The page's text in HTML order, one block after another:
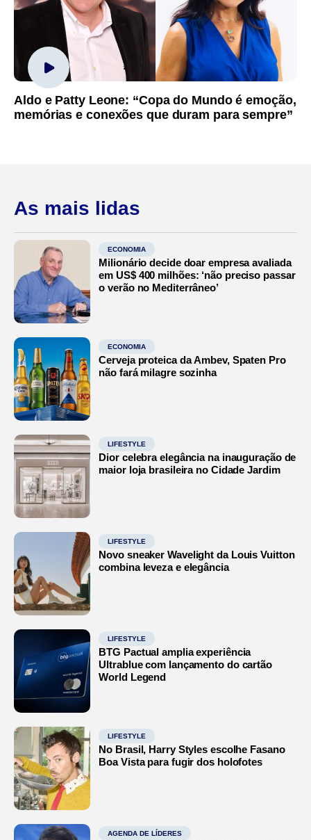
Aldo e Patty Leone: “Copa do Mundo é emoção,
memórias e conexões que duram para sempre”
As mais lidas
ECONOMIA
Milionário decide doar empresa avaliada
em US$ 400 milhões: ‘não preciso passar
o verão no Mediterrâneo’
ECONOMIA
Cerveja proteica da Ambev, Spaten Pro
não fará milagre sozinha
LIFESTYLE
Dior celebra elegância na inauguração de
maior loja brasileira no Cidade Jardim
LIFESTYLE
Novo sneaker Wavelight da Louis Vuitton
combina leveza e elegância
LIFESTYLE
BTG Pactual amplia experiência
Ultrablue com lançamento do cartão
World Legend
LIFESTYLE
No Brasil, Harry Styles escolhe Fasano
Boa Vista para fugir dos holofotes
AGENDA DE LÍDERES